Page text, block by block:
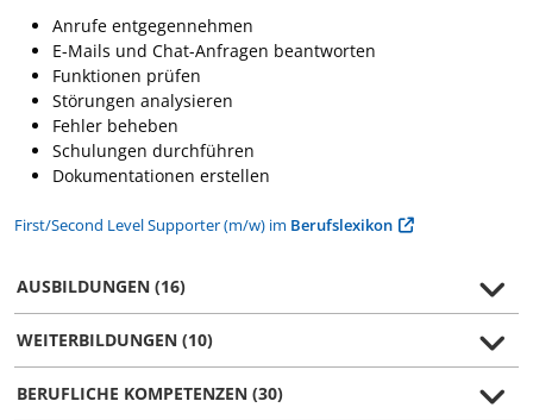
Anrufe entgegennehmen
E-Mails und Chat-Anfragen beantworten
Funktionen prüfen
Störungen analysieren
Fehler beheben
Schulungen durchführen
Dokumentationen erstellen
First/Second Level Supporter (m/w) im Berufslexikon
AUSBILDUNGEN (16)
WEITERBILDUNGEN (10)
BERUFLICHE KOMPETENZEN (30)